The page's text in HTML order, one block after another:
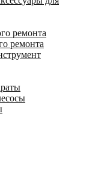
ремонта
ремонта